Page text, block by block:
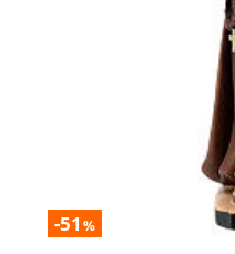
-51 %